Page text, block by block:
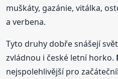
muškáty, gazánie, vitálka,
a verbena.
Tyto druhy dobře snášejí
zvládnou i české letní horko.
nejspolehlivější pro